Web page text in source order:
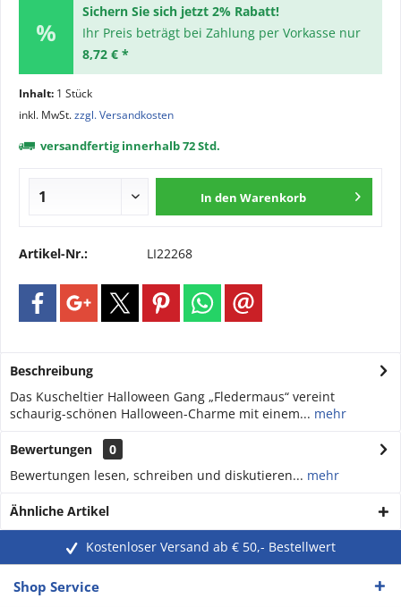
Sichern Sie sich jetzt 2% Rabatt!
Ihr Preis beträgt bei Zahlung per Vorkasse nur
8,72 € *
Inhalt: 1 Stück
inkl. MwSt.zzgl. Versandkosten
versandfertig innerhalb 72 Std.
In den Warenkorb
Artikel-Nr.: LI22268
Beschreibung
Das Kuscheltier Halloween Gang „Fledermaus“ vereint
schaurig-schönen Halloween-Charme mit einem... mehr
Bewertungen
0
Bewertungen lesen, schreiben und diskutieren... mehr
Ähnliche Artikel
Kostenloser Versand ab € 50,- Bestellwert
Shop Service